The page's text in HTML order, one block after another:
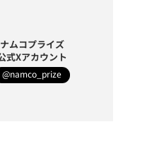
ナムコプライズ
式Xアカウント
@namco_prize